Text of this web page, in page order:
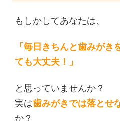
もしかしてあなたは、
「毎日きちんと歯みが
ても大丈夫！」
と思っていませんか？
実は歯みがきでは落とせ
か？